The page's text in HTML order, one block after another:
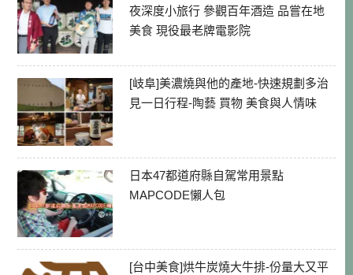
夜深度小旅行 參觀百年酒造 品嘗在地
美食 現役最老牌電影院
[岐阜]美濃燒與他的產地-快速規劃多治
見一日行程-陶藝 買物 美食與人情味
日本47都道府縣自駕常用景點
MAPCODE懶人包
[台中美食]烘牛炭燒大牛排-份量大又平